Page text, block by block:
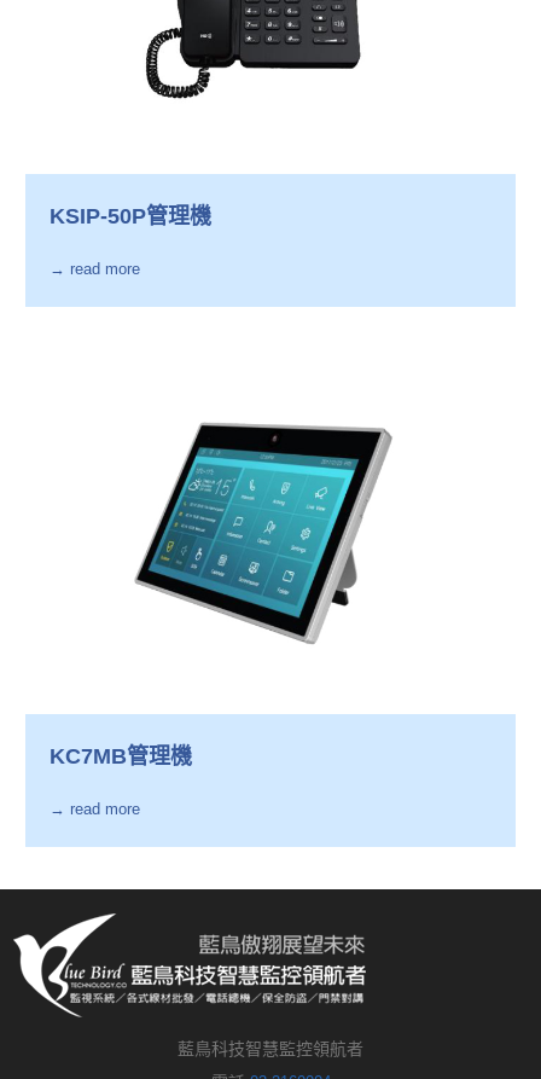
KSIP-50P管理機
→ read more
KC7MB管理機
→ read more
藍鳥科技智慧監控領航者